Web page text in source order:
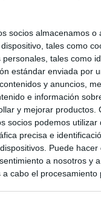
socios almacenamos o
tales como
personales, tales como
estándar enviada por
y anuncios,
e información
y mejorar productos.
socios podemos utilizar
precisa e
Puede hacer
a nosotros y
a cabo el procesamiento
Legal Privacidad y